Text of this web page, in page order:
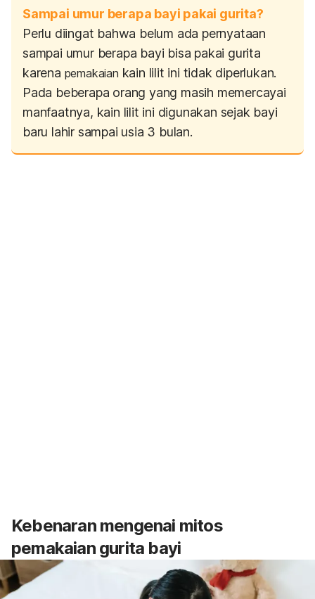
Sampai umur berapa bayi pakai gurita?
Perlu diingat bahwa belum ada pernyataan
sampai umur berapa bayi bisa pakai gurita
karena pemakaian kain lilit ini tidak diperlukan.
Pada beberapa orang yang masih memercayai
manfaatnya, kain lilit ini digunakan sejak bayi
baru lahir sampai usia 3 bulan.
Kebenaran mengenai mitos
pemakaiangurita bayi